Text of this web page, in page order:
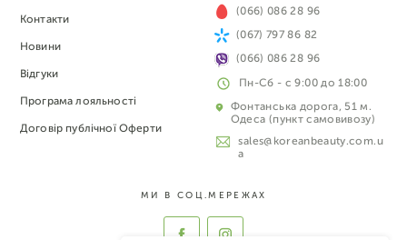
Контакти
Новини
Відгуки
Програма лояльності
Договір публічної Оферти
(066) 086 28 96
(067) 797 86 82
(066) 086 28 96
Пн-Сб - с 9:00 до 18:00
Фонтанська дорога, 51 м.
Одеса (пункт самовивозу)
sales@koreanbeauty.com.u
a
МИ В СОЦ.МЕРЕЖАХ